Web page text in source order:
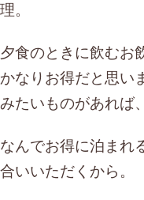
理。
夕食のときに飲むお
かなりお得だと思い
みたいものがあれば
なんでお得に泊まれ
合いいただくから。